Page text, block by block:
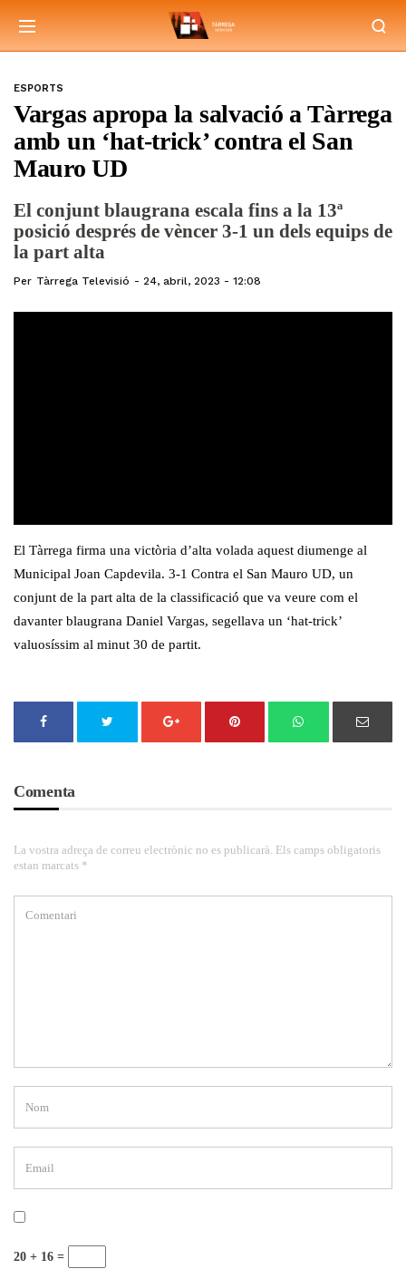
ESPORTS
Vargas apropa la salvació a Tàrrega
amb un ‘hat-trick’ contra el San
Mauro UD
El conjunt blaugrana escala fins a la 13ª
posició després de vèncer 3-1 un dels equips de
la part alta
Per Tàrrega Televisió 24, abril, 2023 - 12:08
El Tàrrega firma una victòria d’alta volada aquest diumenge al
Municipal Joan Capdevila. 3-1 Contra el San Mauro UD, un
conjunt de la part alta de la classificació que va veure com el
davanter blaugrana Daniel Vargas, segellava un ‘hat-trick’
valuosíssim al minut 30 de partit.
Comenta
La vostra adreça de correu electrònic no es publicarà. Els camps obligatoris
estan marcats *
20 + 16 =